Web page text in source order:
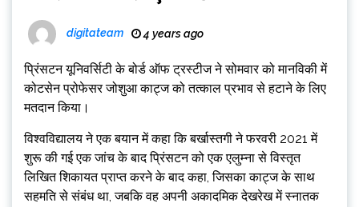
digitateam 4 years ago
प्रिंसटन यूनिवर्सिटी के बोर्ड ऑफ ट्रस्टीज ने सोमवार को मानविकी में
कोटसेन प्रोफेसर जोशुआ काट्ज को तत्काल प्रभाव से हटाने के लिए
मतदान किया।
विश्वविद्यालय ने एक बयान में कहा कि बर्खास्तगी ने फरवरी 2021 में
शुरू की गई एक जांच के बाद प्रिंसटन को एक एलुम्ना से विस्तृत
लिखित शिकायत प्राप्त करने के बाद कहा, जिसका काट्ज के साथ
सहमति से संबंध था, जबकि वह अपनी अकादमिक देखरेख में स्नातक